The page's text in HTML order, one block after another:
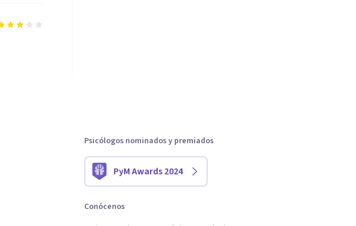
Psicólogos nominados y premiados
PyM Awards 2024
Conócenos